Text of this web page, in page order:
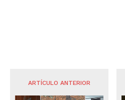
ARTÍCULO ANTERIOR